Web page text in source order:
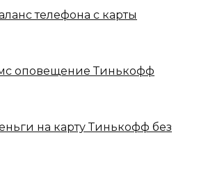
телефона с карты
оповещение Тинькофф
на карту Тинькофф без